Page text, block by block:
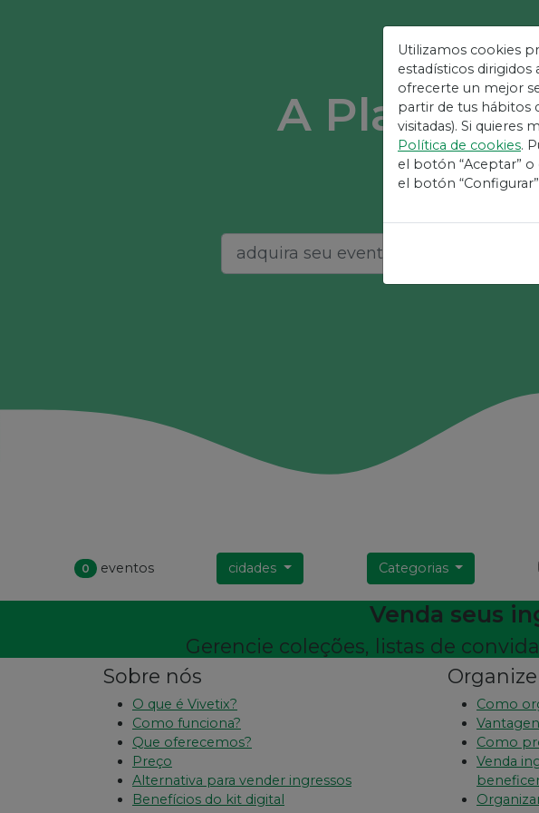
A
0 eventos cidades Categorias
Venda seus
Gerencie coleções, listas de
Sobre nós
O que é Vivetix?
Como funciona?
Que oferecemos?
Preço
Alternativa para vender ingressos
Benefícios do kit digital
Como
Como
Venda
Utilizamos cookies
estadísticos
ofrecerte un mejor
partir de tus hábitos
visitadas). Si quieres
Política de cookies.
el botón “Aceptar”
el botón “Configurar”